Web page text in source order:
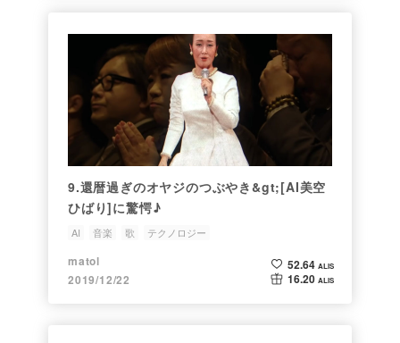
9.還暦過ぎのオヤジのつぶやき&gt;[AI美空
ひばり]に驚愕♪
AI 音楽 歌
テクノロジー
還暦過ぎのオヤジのつぶやき
matol
2019/12/22
52.64 ALIS
16.20 ALIS